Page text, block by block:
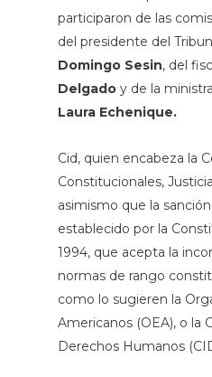
participaron de las
del presidente del
Domingo Sesin, del
Delgadoy de la
Laura Echenique.
Cid, quien encabeza la
Constitucionales,
asimismo que la
establecido por la
1994, que acepta la
normas de rango
como lo sugieren la
Americanos (OEA), o la
Derechos Humanos